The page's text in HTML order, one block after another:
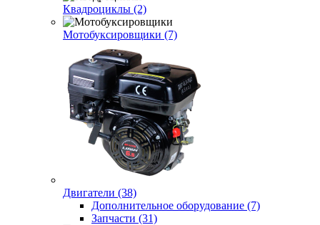
Квадроциклы (2)
Мотобуксировщики (7)
Двигатели (38)
Дополнительное оборудование (7)
Запчасти (31)